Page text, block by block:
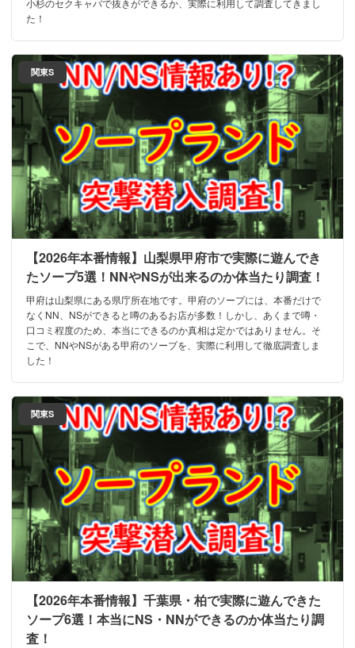
小杉のセクキャバで抜きができるか、実際に利用して調査してきまし
た！
関東S
【2026年本番情報】山梨県甲府市で実際に遊んでき
たソープ5選！NNやNSが出来るのか体当たり調査！
甲府は山梨県にある県庁所在地です。甲府のソープには、本番だけで
なくNN、NSができると噂のあるお店が多数！しかし、あくまで噂・
口コミ程度のため、本当にできるのか真相は定かではありません。そ
こで、NNやNSがある甲府のソープを、実際に利用して徹底調査しま
した！
関東S
【2026年本番情報】千葉県・柏で実際に遊んできた
ソープ6選！本当にNS・NNができるのか体当たり調
査！